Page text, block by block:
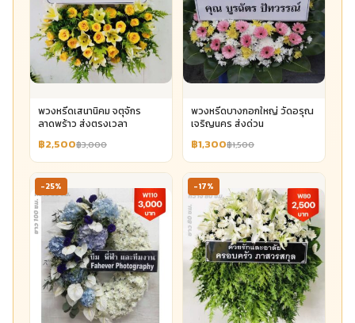
พวงหรีดเสนานิคม จตุจักร
ลาดพร้าว ส่งตรงเวลา
฿2,500฿3,000
พวงหรีดบางกอกใหญ่ วัดอรุณ
เจริญนคร ส่งด่วน
฿1,300฿1,500
-25% -17%